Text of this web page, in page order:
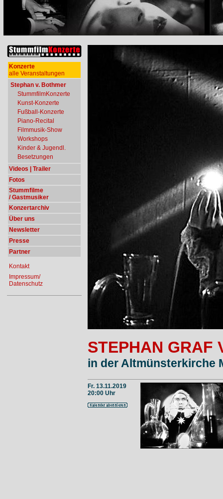
Konzerte
alle Veranstaltungen
Stephan v. Bothmer
StummfilmKonzerte
Kunst-Konzerte
Fußball-Konzerte
Piano-Recital
Filmmusik-Show
Workshops
Kinder & Jugendl.
Besetzungen
Videos | Trailer
Fotos
Stummfilme
/ Gastmusiker
Konzertarchiv
Über uns
Newsletter
Presse
Partner
Kontakt
Impressum/
Datenschutz
STEPHAN GRAF
in der Altmünsterkirche
Fr. 13.11.2019
20:00 Uhr